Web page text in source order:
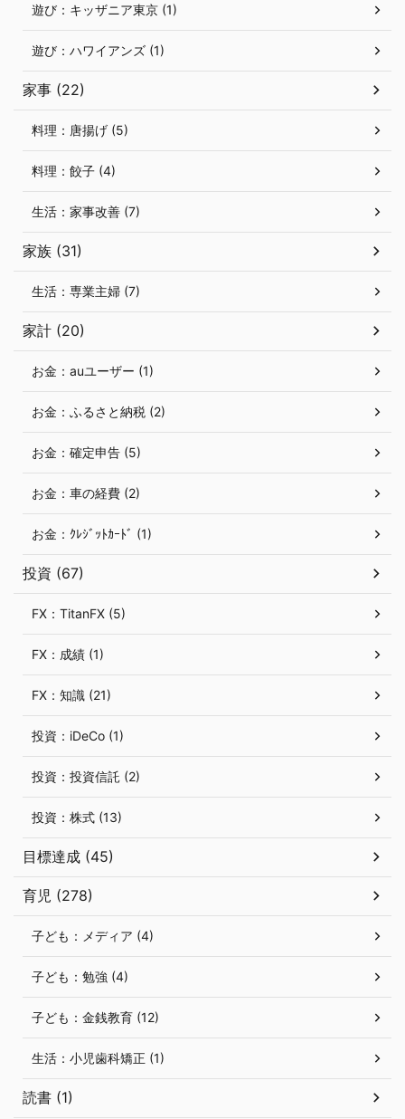
遊び：キッザニア東京 (1)
遊び：ハワイアンズ (1)
家事 (22)
料理：唐揚げ (5)
料理：餃子 (4)
生活：家事改善 (7)
家族 (31)
生活：専業主婦 (7)
家計 (20)
お金：auユーザー (1)
お金：ふるさと納税 (2)
お金：確定申告 (5)
お金：車の経費 (2)
お金：ｸﾚｼﾞｯﾄｶｰﾄﾞ (1)
投資 (67)
FX：TitanFX (5)
FX：成績 (1)
FX：知識 (21)
投資：iDeCo (1)
投資：投資信託 (2)
投資：株式 (13)
目標達成 (45)
育児 (278)
子ども：メディア (4)
子ども：勉強 (4)
子ども：金銭教育 (12)
生活：小児歯科矯正 (1)
読書 (1)